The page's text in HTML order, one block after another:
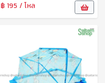
฿ 195 / โหล